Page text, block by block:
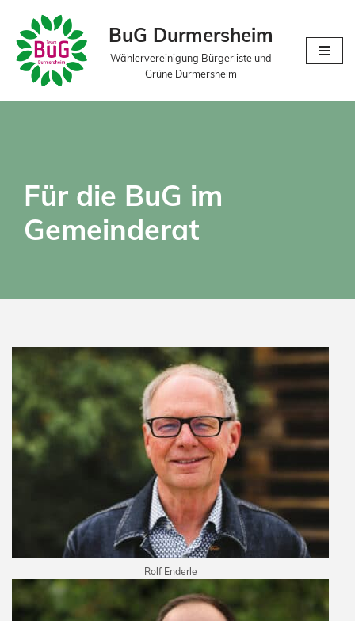
Zum
Inhalt
springen
BuG Durmersheim
Wählervereinigung Bürgerliste und
Grüne Durmersheim
Für die BuG im
Gemeinderat
Rolf Enderle